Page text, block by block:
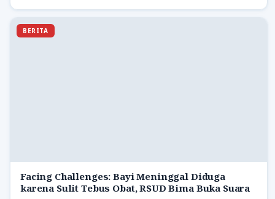
BERITA
Facing Challenges: Bayi Meninggal Diduga
karena Sulit Tebus Obat, RSUD Bima Buka Suara